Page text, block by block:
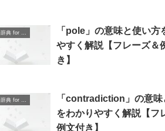
「pole」の意味と使い方
やすく解説【フレーズ＆
き】
英単語辞典 for Beginners
「contradiction」の意味
をわかりやすく解説【フ
例文付き】